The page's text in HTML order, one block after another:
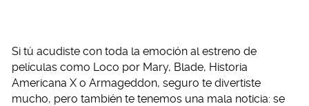
Si tú acudiste con toda la emoción al estreno de
películas como Loco por Mary, Blade, Historia
Americana X o Armageddon, seguro te divertiste
mucho, pero también te tenemos una mala noticia: se